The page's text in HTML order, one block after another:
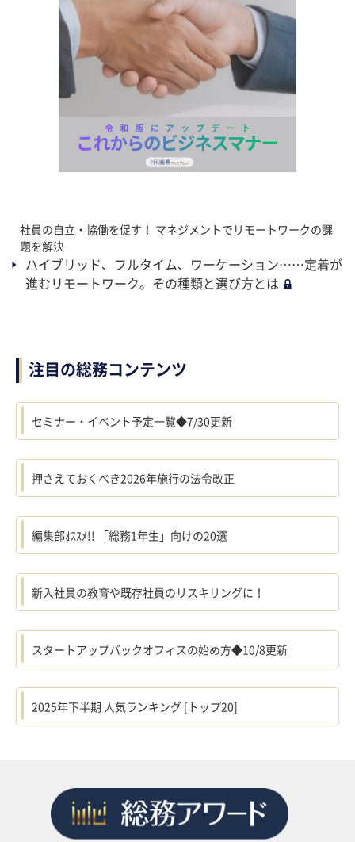
社員の自立・協働を促す！ マネジメントでリモートワークの課
題を解決
ハイブリッド、フルタイム、ワーケーション……定着が
進むリモートワーク。その種類と選び方とは
注目の総務コンテンツ
セミナー・イベント予定一覧◆7/30更新
押さえておくべき2026年施行の法令改正
編集部ｵｽｽﾒ!! 「総務1年生」向けの20選
新入社員の教育や既存社員のリスキリングに！
スタートアップバックオフィスの始め方◆10/8更新
2025年下半期 人気ランキング [トップ20]